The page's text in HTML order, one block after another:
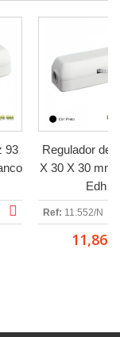
93
Regulador de
X 30 X 30 mm
Edh
Ref: 11.552/N
11,86 €